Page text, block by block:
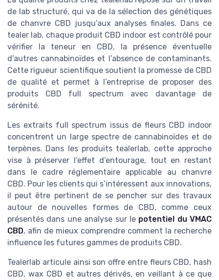
de lab structuré, qui va de la sélection des génétiques
de chanvre CBD jusqu’aux analyses finales. Dans ce
tealer lab, chaque produit CBD indoor est contrôlé pour
vérifier la teneur en CBD, la présence éventuelle
d’autres cannabinoïdes et l’absence de contaminants.
Cette rigueur scientifique soutient la promesse de CBD
de qualité et permet à l’entreprise de proposer des
produits CBD full spectrum avec davantage de
sérénité.
Les extraits full spectrum issus de fleurs CBD indoor
concentrent un large spectre de cannabinoïdes et de
terpènes. Dans les produits tealerlab, cette approche
vise à préserver l’effet d’entourage, tout en restant
dans le cadre réglementaire applicable au chanvre
CBD. Pour les clients qui s’intéressent aux innovations,
il peut être pertinent de se pencher sur des travaux
autour de nouvelles formes de CBD, comme ceux
présentés dans une analyse sur le potentiel du VMAC
CBD, afin de mieux comprendre comment la recherche
influence les futures gammes de produits CBD.
Tealerlab articule ainsi son offre entre fleurs CBD, hash
CBD, wax CBD et autres dérivés, en veillant à ce que